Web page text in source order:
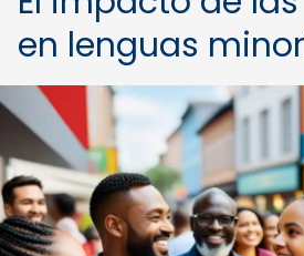
en lenguas